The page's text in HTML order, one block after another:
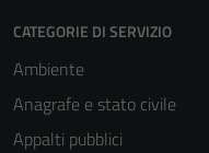
CATEGORIE DI SERVIZIO
Ambiente
Anagrafe e stato civile
Appalti pubblici